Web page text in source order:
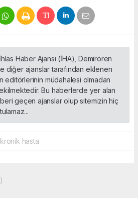
Haber Ajansı (İHA), Demirören
diğer ajanslar tarafından eklenen
editörlerinin müdahalesi olmadan
Bu haberlerde yer alan
geçen ajanslar olup sitemizin hiç
hasta